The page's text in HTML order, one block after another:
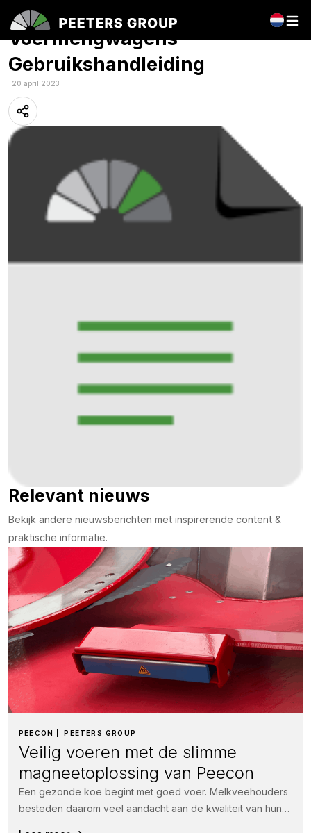
Nederlands: Peecon – Biga
Voermengwagens –
Gebruikshandleiding
20 april 2023
Relevant nieuws
Bekijk andere nieuwsberichten met inspirerende content &
praktische informatie.
PEECON PEETERS GROUP
Veilig voeren met de slimme
magneetoplossing van Peecon
Een gezonde koe begint met goed voer. Melkveehouders
besteden daarom veel aandacht aan de kwaliteit van hun